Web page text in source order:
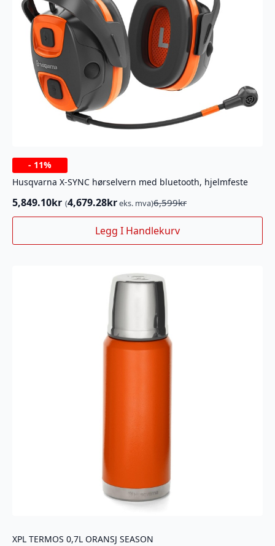
- 11%
Husqvarna X-SYNC hørselvern med bluetooth, hjelmfeste
6,599kr
Opprinnelig
pris
6,599kr.
5,849.10kr
Nåværende
pris
5,849.10kr.
(4,679.28kreks. mva)
Legg I Handlekurv
XPL TERMOS 0,7L ORANSJ SEASON